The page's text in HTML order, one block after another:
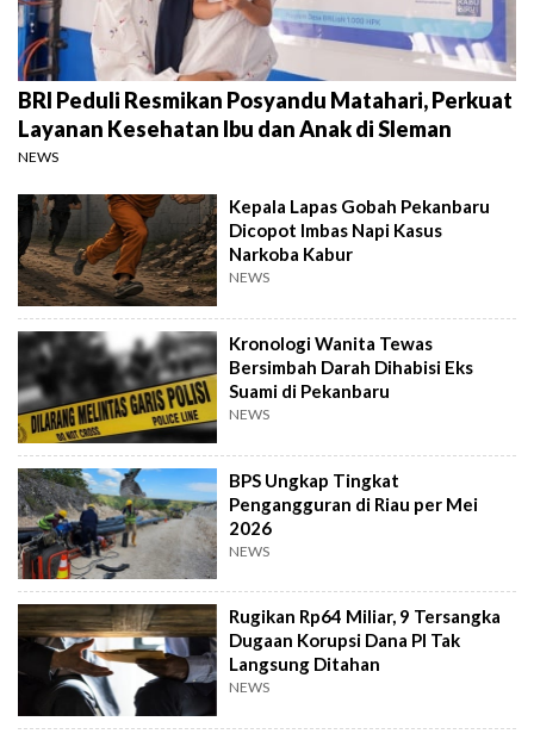
BRI Peduli Resmikan Posyandu Matahari, Perkuat
Layanan Kesehatan Ibu dan Anak di Sleman
NEWS
Kepala Lapas Gobah Pekanbaru
Dicopot Imbas Napi Kasus
Narkoba Kabur
NEWS
Kronologi Wanita Tewas
Bersimbah Darah Dihabisi Eks
Suami di Pekanbaru
NEWS
BPS Ungkap Tingkat
Pengangguran di Riau per Mei
2026
NEWS
Rugikan Rp64 Miliar, 9 Tersangka
Dugaan Korupsi Dana PI Tak
Langsung Ditahan
NEWS